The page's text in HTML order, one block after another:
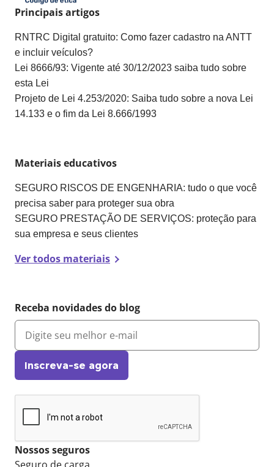
Nossos seguros
Principais artigos
RNTRC Digital gratuito: Como fazer cadastro na ANTT
e incluir veículos?
Lei 8666/93: Vigente até 30/12/2023 saiba tudo sobre
esta Lei
Projeto de Lei 4.253/2020: Saiba tudo sobre a nova Lei
14.133 e o fim da Lei 8.666/1993
Materiais educativos
SEGURO RISCOS DE ENGENHARIA: tudo o que você
precisa saber para proteger sua obra
SEGURO PRESTAÇÃO DE SERVIÇOS: proteção para
sua empresa e seus clientes
Ver todos materiais
Receba novidades do blog
Inscreva-se agora